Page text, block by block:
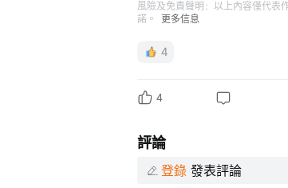
風險及免責聲明：以上內容僅代表
諾。
更多信息
4
4
評論
登錄 發表評論